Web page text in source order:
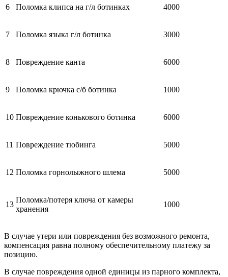
6 Поломка клипса на г/л ботинках 4000
7 Поломка языка г/л ботинка 3000
8 Повреждение канта 6000
9 Поломка крючка с/б ботинка 1000
10 Повреждение конькового ботинка 6000
11 Повреждение тюбинга 5000
12 Поломка горнолыжного шлема 5000
13
Поломка/потеря ключа от камеры
хранения
1000
В случае утери или повреждения без возможного ремонта,
компенсация равна полному обеспечительному платежу за
позицию.
В случае повреждения одной единицы из парного комплекта,